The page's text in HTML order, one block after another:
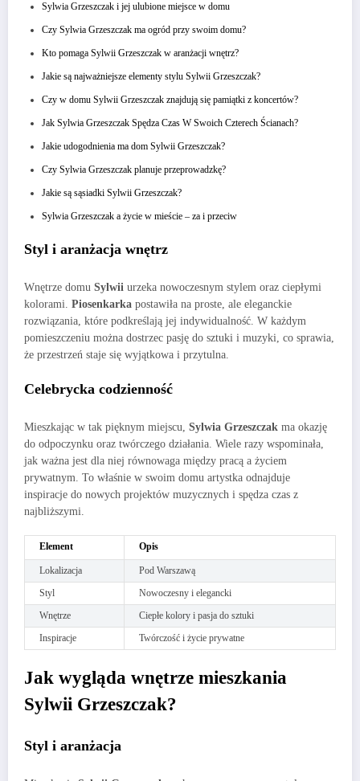
Sylwia Grzeszczak i jej ulubione miejsce w domu
Czy Sylwia Grzeszczak ma ogród przy swoim domu?
Kto pomaga Sylwii Grzeszczak w aranżacji wnętrz?
Jakie są najważniejsze elementy stylu Sylwii Grzeszczak?
Czy w domu Sylwii Grzeszczak znajdują się pamiątki z koncertów?
Jak Sylwia Grzeszczak Spędza Czas W Swoich Czterech Ścianach?
Jakie udogodnienia ma dom Sylwii Grzeszczak?
Czy Sylwia Grzeszczak planuje przeprowadzkę?
Jakie są sąsiadki Sylwii Grzeszczak?
Sylwia Grzeszczak a życie w mieście – za i przeciw
Styl i aranżacja wnętrz
Wnętrze domu Sylwii urzeka nowoczesnym stylem oraz ciepłymi
kolorami. Piosenkarka postawiła na proste, ale eleganckie
rozwiązania, które podkreślają jej indywidualność. W każdym
pomieszczeniu można dostrzec pasję do sztuki i muzyki, co sprawia,
że przestrzeń staje się wyjątkowa i przytulna.
Celebrycka codzienność
Mieszkając w tak pięknym miejscu, Sylwia Grzeszczak ma okazję
do odpoczynku oraz twórczego działania. Wiele razy wspominała,
jak ważna jest dla niej równowaga między pracą a życiem
prywatnym. To właśnie w swoim domu artystka odnajduje
inspiracje do nowych projektów muzycznych i spędza czas z
najbliższymi.
Element Opis
Lokalizacja
Pod Warszawą
Styl
Nowoczesny i elegancki
Wnętrze
Ciepłe kolory i pasja do sztuki
Inspiracje
Twórczość i życie prywatne
Jak wygląda wnętrze mieszkania
Sylwii Grzeszczak?
Styl i aranżacja